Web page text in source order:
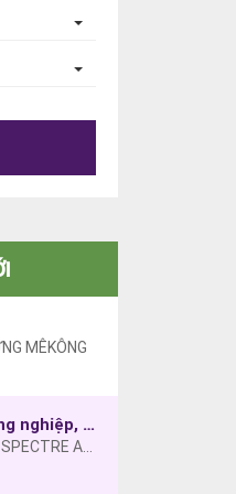
MÊKÔNG
Công nhân vận hành máy may công nghiệp, công nhân may
CÔNG TY TNHH CÔNG NGHỆ MAY MẶC SPECTRE AN GIANG VIỆT NAM